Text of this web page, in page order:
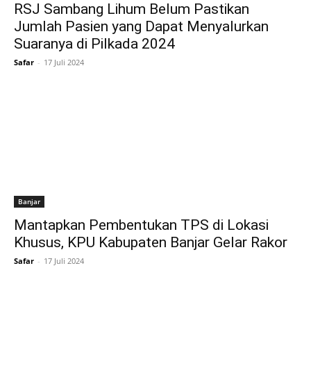
RSJ Sambang Lihum Belum Pastikan
Jumlah Pasien yang Dapat Menyalurkan
Suaranya di Pilkada 2024
Safar - 17 Juli 2024
Banjar
Mantapkan Pembentukan TPS di Lokasi
Khusus, KPU Kabupaten Banjar Gelar Rakor
Safar - 17 Juli 2024